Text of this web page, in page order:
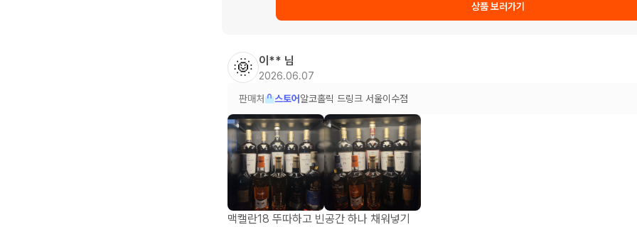
상품 보러가기
🌞 이** 님
2026.06.07
판매처 스토어 알코홀릭 드링크 서울이수점
맥캘란18 뚜따하고 빈공간 하나 채워넣기